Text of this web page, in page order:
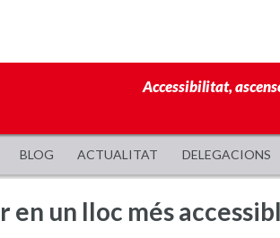
Accessibilitat,
BLOG ACTUALITAT DELEGACIONS
un lloc més